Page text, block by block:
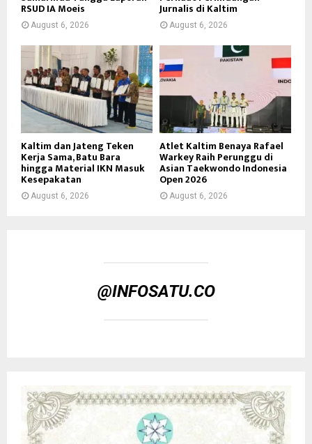
RSUD IA Moeis
August 6, 2026
Jurnalis di Kaltim
August 6, 2026
Kaltim dan Jateng Teken
Kerja Sama, Batu Bara
hingga Material IKN Masuk
Kesepakatan
August 6, 2026
Atlet Kaltim Benaya Rafael
Warkey Raih Perunggu di
Asian Taekwondo Indonesia
Open 2026
August 6, 2026
@INFOSATU.CO